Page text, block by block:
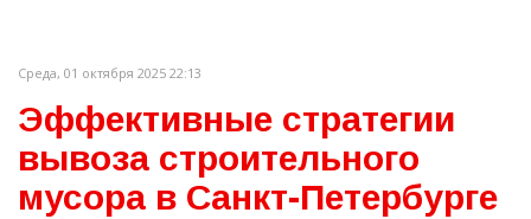
Среда, 01 октября 2025 22:13
Эффективные стратегии
вывоза строительного
мусора в Санкт-Петербурге